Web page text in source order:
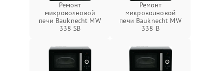
Ремонт
микроволновой
печи Bauknecht MW
338 SB
Ремонт
микроволновой
печи Bauknecht MW
338 B